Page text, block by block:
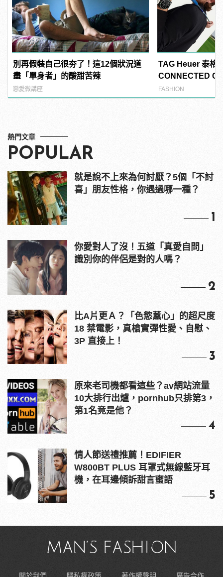
別再假裝自己很夯了！這12個狀況道
盡「單身者」的酸甜苦辣
戀愛微講座
TAG Heuer 泰格
CONNECTED
錶 高爾夫球特別
FASHION
熱門文章
POPULAR
就是說不上來為何討厭？5個「不討
喜」朋友性格，你遇過哪一種？
1
你愛對人了沒！五道「真愛自問」
識別你的伴侶是對的人嗎？
2
比A片更Ａ？「色慾薰心」的超尺度
18 禁電影，真槍實彈性愛、自慰、
3P 直接上！
3
原來老司機都看這些？av網站流量
10大排行出爐，pornhub只排第3，
第1名竟是他？
4
情人節送禮推薦！EDIFIER
W800BT PLUS 耳罩式無線藍牙耳
機，在耳邊傾訴甜言蜜語
5